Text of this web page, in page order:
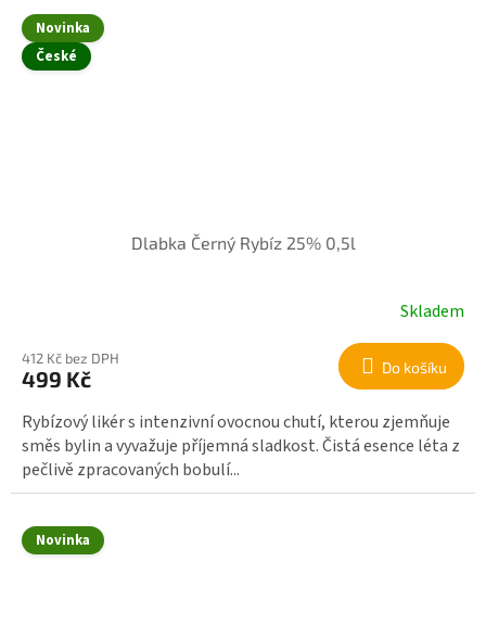
Novinka
České
Dlabka Černý Rybíz 25% 0,5l
Skladem
412 Kč bez DPH
499 Kč Do košíku
Rybízový likér s intenzivní ovocnou chutí, kterou zjemňuje
směs bylin a vyvažuje příjemná sladkost. Čistá esence léta z
pečlivě zpracovaných bobulí...
Novinka